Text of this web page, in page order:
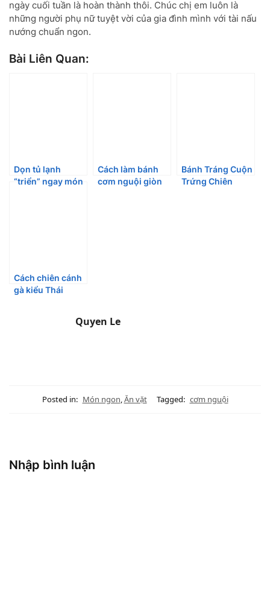
ngày cuối tuần là hoàn thành thôi. Chúc chị em luôn là
những người phụ nữ tuyệt vời của gia đình mình với tài nấu
nướng chuẩn ngon.
Bài Liên Quan:
Dọn tủ lạnh
“triển” ngay món
Cách làm bánh
cơm nguội giòn
Bánh Tráng Cuộn
Trứng Chiên
Cách chiên cánh
gà kiểu Thái
Quyen Le
Posted in: Món ngon,Ăn vặt Tagged: cơm nguội
Nhập bình luận